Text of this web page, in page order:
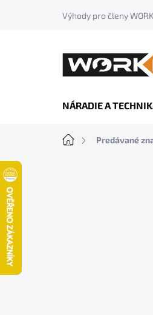
Výhody pro členy
NÁRADIE A
DomovPredávané